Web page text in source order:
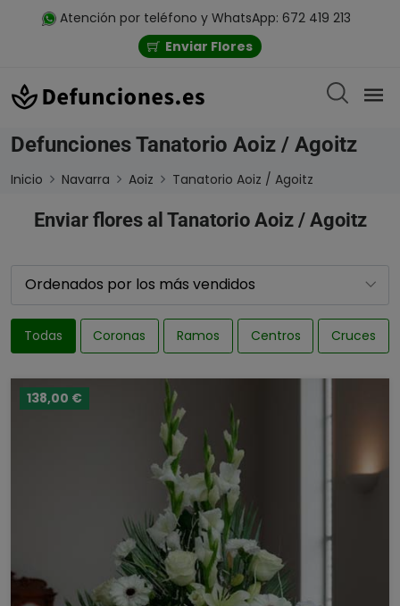
Atención por teléfono y WhatsApp: 672 419 213
Enviar Flores
Defunciones Tanatorio Aoiz / Agoitz
Inicio Navarra Aoiz Tanatorio Aoiz / Agoitz
Enviar flores al Tanatorio Aoiz / Agoitz
Todas Coronas Ramos Centros Cruces
138,00 €